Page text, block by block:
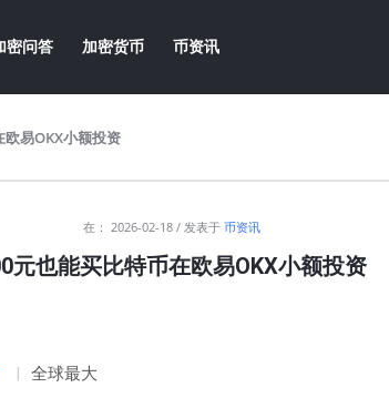
密问答 加密货币 币资讯
易OKX小额投资
在： 2026-02-18 发表于 币资讯
元也能买比特币在欧易OKX小额投资
| 全球最大